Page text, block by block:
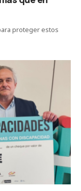
proteger estos